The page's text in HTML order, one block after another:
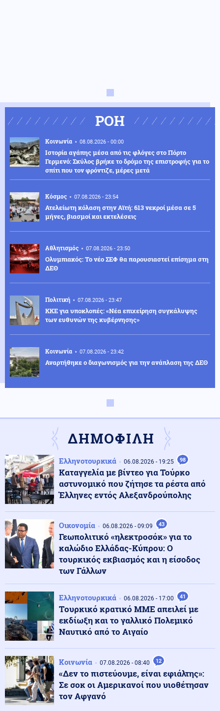
ΡΟΗ
Κοινωνία 08.08.2026 - 00:00
Ιστορία αγάπης μέσα από τις φλόγες στο Πόρτο
Γερμενό: Σκύλος βρήκε το δρόμο της επιστροφής για το
σπίτι που τον φρόντιζε, μέρες μετά
Κόσμος 07.08.2026 - 23:54
Ατελείωτη κόλαση στην Αϊτή: 613 νεκροί μέσα σε 5
μήνες, βιασμοί και εκτελέσεις
Αθλητισμός 07.08.2026 - 23:50
Ολυμπιακός: Το νέο ΣΕΦ θα παρουσιαστεί επίσημα στη
ΔΕΘ
Πολιτική 07.08.2026 - 23:47
ΚΚΕ για υποκλοπές: «Νέα επιχείρηση συγκάλυψης
των ευθυνών της κυβέρνησης»
Κοινωνία 07.08.2026 - 23:42
Αναρτήθηκε ο διαγωνισμός για την ανάπλαση της ΔΕΘ
Κόσμος
Κι όμως... Τα ΜΜΕ της Βόρειας Κορέας προτείνουν
σούπα με κρέας σκύλου, ως διέξοδο στον καύσωνα
Κοινωνία
παρακολουθώντας την 13χρονη γειτόνισσα του - Η
ποινή που του επιβλήθηκε
Κόσμος 07.08.2026 - 23:12
Η Ισπανία ξεκινά ελέγχους σε ταξιδιώτες από την
Σεπτεμβρίου
Κόσμος 07.08.2026 - 23:08
Μόλις ανακοινωθεί συμφωνία για το Ορμούζ, θα
τερματιστεί ο ναυτικός αποκλεισμός στο Ιράν,
Παγκοσμιοποίηση 07.08.2026 - 23:00
Βρετανο-Γαλλική κυριαρχία των υπηρεσιών
πληροφοριών MI6 - DGSE στην Ευρώπη - Οι μυστικές
επιχειρήσεις και τα αποτελέσματά τους
ΔΗΜΟΦΙΛΗ
Ελληνοτουρκικά 06.08.2026 - 19:25 98
Καταγγελία με βίντεο για Τούρκο
αστυνομικό που ζήτησε τα ρέστα από
Έλληνες εντός Αλεξανδρούπολης
Οικονομία 06.08.2026 - 09:09 43
Γεωπολιτικό «ηλεκτροσόκ» για το
καλώδιο Ελλάδας-Κύπρου: Ο
τουρκικός εκβιασμός και η είσοδος
των Γάλλων
Ελληνοτουρκικά 06.08.2026 - 17:00 41
Tουρκικό κρατικό ΜΜΕ απειλεί με
εκδίωξη και το γαλλικό Πολεμικό
Ναυτικό από το Αιγαίο
Κοινωνία 07.08.2026 - 08:40 12
«Δεν το πιστεύουμε, είναι εφιάλτης»:
Σε σοκ οι Αμερικανοί που υιοθέτησαν
τον Αφγανό